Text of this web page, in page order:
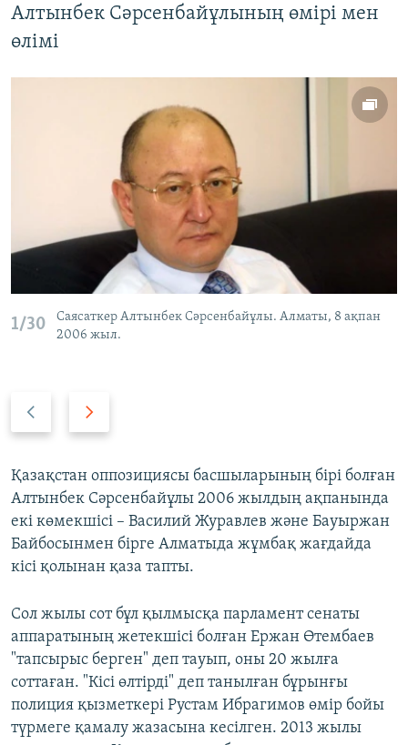
Алтынбек Сәрсенбайұлының өмірі мен
өлімі
1/30
Саясаткер Алтынбек Сәрсенбайұлы. Алматы, 8 ақпан
2006 жыл.
v
i
o
u
s
l
i
d
e
t
s
l
i
d
Қазақстан оппозициясы басшыларының бірі болған
Алтынбек Сәрсенбайұлы 2006 жылдың ақпанында
екі көмекшісі – Василий Журавлев және Бауыржан
Байбосынмен бірге Алматыда жұмбақ жағдайда
кісі қолынан қаза тапты.
Сол жылы сот бұл қылмысқа парламент сенаты
аппаратының жетекшісі болған Ержан Өтембаев
"тапсырыс берген" деп тауып, оны 20 жылға
соттаған. "Кісі өлтірді" деп танылған бұрынғы
полиция қызметкері Рустам Ибрагимов өмір бойы
түрмеге қамалу жазасына кесілген. 2013 жылы